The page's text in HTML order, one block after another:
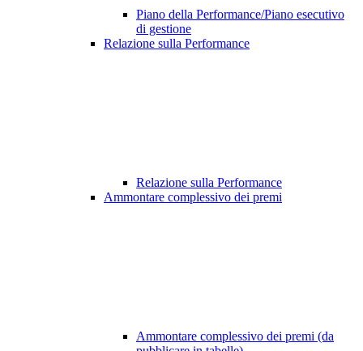
Piano della Performance/Piano esecutivo
di gestione
Relazione sulla Performance
Relazione sulla Performance
Ammontare complessivo dei premi
Ammontare complessivo dei premi (da